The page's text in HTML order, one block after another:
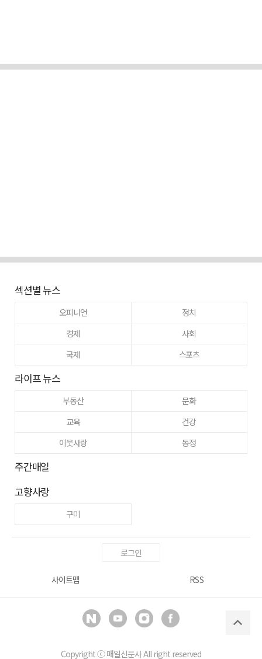
섹션별 뉴스
오피니언
정치
경제
사회
국제
스포츠
라이프 뉴스
부동산
문화
교육
건강
이웃사랑
동정
주간매일
고향사랑
구미
로그인
사이트맵 RSS
Copyright ⓒ매일신문사All right reserved